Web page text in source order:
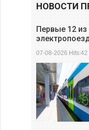
НОВОСТИ
Первые 12
07-08-2026 Hits:42